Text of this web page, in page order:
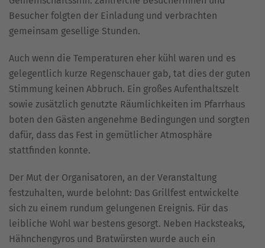
Besucher folgten der Einladung und verbrachten
gemeinsam gesellige Stunden.
Auch wenn die Temperaturen eher kühl waren und es
gelegentlich kurze Regenschauer gab, tat dies der guten
Stimmung keinen Abbruch. Ein großes Aufenthaltszelt
sowie zusätzlich genutzte Räumlichkeiten im Pfarrhaus
boten den Gästen angenehme Bedingungen und sorgten
dafür, dass das Fest in gemütlicher Atmosphäre
stattfinden konnte.
Der Mut der Organisatoren, an der Veranstaltung
festzuhalten, wurde belohnt: Das Grillfest entwickelte
sich zu einem rundum gelungenen Ereignis. Für das
leibliche Wohl war bestens gesorgt. Neben Hacksteaks,
Hähnchengyros und Bratwürsten wurde auch ein